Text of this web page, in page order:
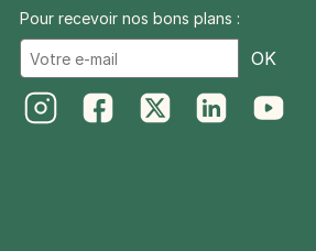
Pour recevoir nos bons plans :
OK